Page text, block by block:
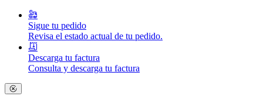
Sigue tu pedido
Revisa el estado actual de tu pedido.
Descarga tu factura
Consulta y descarga tu factura